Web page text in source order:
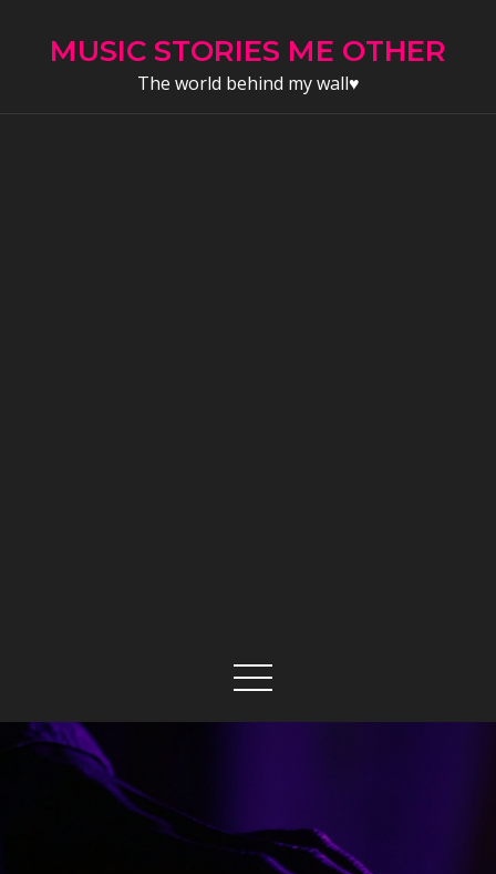
MUSIC STORIES ME OTHER
The world behind my wall♥